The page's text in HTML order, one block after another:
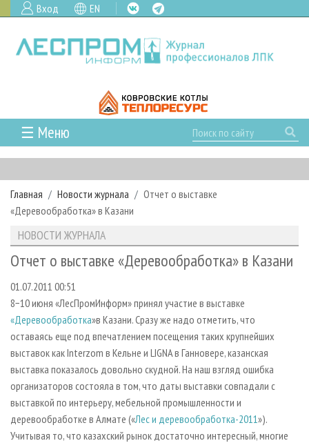
Вход EN
☰ Меню
ГЛАВНАЯ
РУБРИКИ И ТЕМЫ
РУБРИКИ ЖУРНАЛА
ЛЕСОЗАГОТОВКА
ЛЕСОПИЛЕНИЕ
ДЕРЕВООБРАБОТКА
СУШКА ДРЕВЕСИНЫ
ПРОИЗВОДСТВО ДРЕВЕСНЫХ ПЛИТ
ПРОИЗВОДСТВО МЕБЕЛИ
БИОЭНЕРГЕТИКА
ЦБП
НОВОСТИ
НОВОСТИ ЛПК
НОВОСТИ КОМПАНИЙ
ПРОЕКТЫ ЛПИ
АНАЛИТИКА
ЛЕСНЫЕ РЕГИОНЫ РОССИИ
ПЕРСОНЫ
МОБИЛЬНЫЕ ВЫСТАВКИ
ОФИЦИАЛЬНЫЕ ДЕЛЕГАЦИИ
ПРИОРИТЕТНЫЕ ИНВЕСТПРОЕКТЫ
RUSSIAN FORESTRY REVIEW
ГАЗЕТА ЛЕСПРОМФОРУМ
СТАТЬИ
ПОДПИСКА
КОНТАКТЫ
РЕКЛАМОДАТЕЛЯМ
РЕКЛАМА
РЕКЛАМА НА САЙТЕ
Главная Новости журнала
Отчет о выставке
«Деревообработка» в Казани
НОВОСТИ ЖУРНАЛА
Отчет о выставке «Деревообработка» в Казани
01.07.2011 00:51
8−10 июня «ЛесПромИнформ» принял участие в выставке
«Деревообработка»в Казани. Сразу же надо отметить, что
оставаясь еще под впечатлением посещения таких крупнейших
выставок как Interzom в Кельне и LIGNA в Ганновере, казанская
выставка показалось довольно скудной. На наш взгляд ошибка
организаторов состояла в том, что даты выставки совпадали с
выставкой по интерьеру, мебельной промышленности и
деревообработке в Алмате («Лес и деревообработка-2011»).
Учитывая то, что казахский рынок достаточно интересный, многие